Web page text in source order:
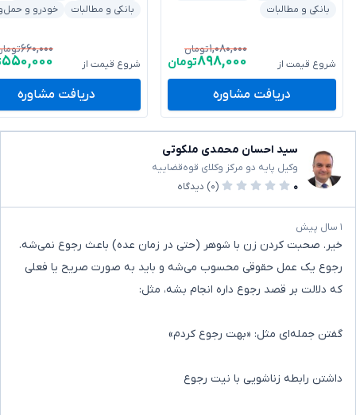
بانکی و مطالبات
شروع قیمت از
۱,۰۸۰,۰۰۰تومان
۸۹۸,۰۰۰تومان
دریافت مشاوره
بانکی و مطالبات
خودرو و
شروع قیمت از
۶۶۰,۰۰۰
۵۵۰,۰۰۰
دریافت مشاوره
سید احسان محمدی ملکوتی
وکیل پایه دو مرکز وکلای قوه‌قضاییه
۰
(۰) دیدگاه
۱ سال پیش
خیر. صحبت کردن زن با شوهر (حتی در زمان عده) باعث رجوع نمی‌شه.
رجوع یک عمل حقوقی محسوب می‌شه و باید به صورت صریح یا فعلی
که دلالت بر قصد رجوع داره انجام بشه، مثل:
گفتن جمله‌ای مثل: «بهت رجوع کردم»
داشتن رابطه زناشویی با نیت رجوع